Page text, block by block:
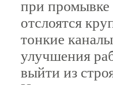
при промывке
отслоятся
тонкие
улучшения
выйти из